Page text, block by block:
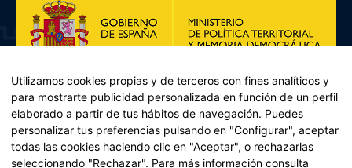
Utilizamos cookies propias y de terceros con fines analíticos y
para mostrarte publicidad personalizada en función de un perfil
elaborado a partir de tus hábitos de navegación. Puedes
personalizar tus preferencias pulsando en "Configurar", aceptar
todas las cookies haciendo clic en "Aceptar", o rechazarlas
seleccionando "Rechazar". Para más información consulta